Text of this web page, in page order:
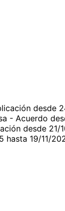
desde
- Acuerdo
desde
hasta 19/11/